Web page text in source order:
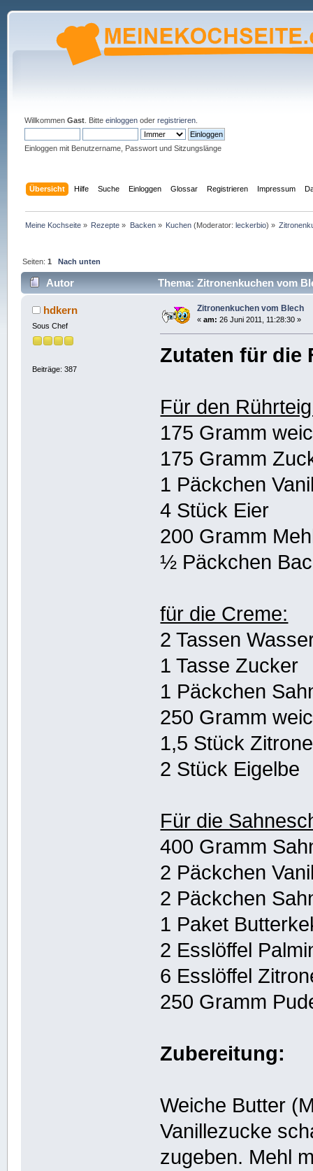
Willkommen Gast. Bitte einloggenoder registrieren.
Einloggen mit Benutzername, Passwort und Sitzungslänge
Übersicht Hilfe Suche Einloggen Glossar Registrieren Impressum
Meine Kochseite » Rezepte » Backen» Kuchen (Moderator:leckerbio) »
Seiten:1 Nach unten
Autor Thema: Zitronenkuchen vom
hdkern
Sous Chef
Beiträge: 387
Zitronenkuchen vom Blech
« am: 26 Juni 2011, 11:28:30 »
Zutaten für die
Für den
175 Gramm
175 Gramm
1 Päckchen
4 Stück Eier
200 Gramm
½ Päckchen
für die Creme:
2 Tassen
1 Tasse Zucker
1 Päckchen
250 Gramm
1,5 Stück
2 Stück Eigelbe
Für die
400 Gramm
2 Päckchen
2 Päckchen
1 Paket
2 Esslöffel
6 Esslöffel
250 Gramm
Zubereitung:
Weiche Butter
Vanillezucke
zugeben. Mehl